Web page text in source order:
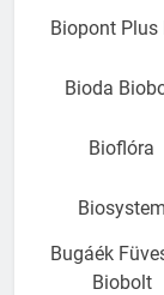
Biopont Plus
Bioda
Bioflóra
Biosystem
Bugáék
Biobolt